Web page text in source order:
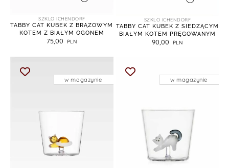
SZKLO ICHENDORF
TABBY CAT KUBEK Z BRĄZOWYM
KOTEM Z BIAŁYM OGONEM
75,00
SZKLO ICHENDORF
TABBY CAT KUBEK Z SIEDZĄCYM
BIAŁYM KOTEM PRĘGOWANYM
90,00
w magazynie w magazynie